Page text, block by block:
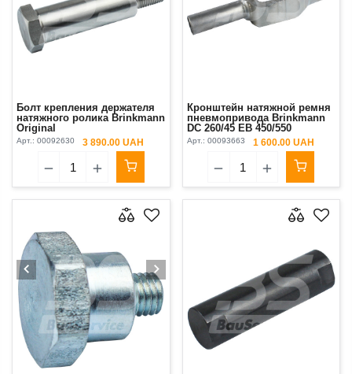
Болт крепления держателя
натяжного ролика Brinkmann
Original
Арт.: 00092630 3 890.00 UAH
Кронштейн натяжной ремня
пневмопривода Brinkmann
DC 260/45 EB 450/550
Арт.: 00093663 1 600.00 UAH